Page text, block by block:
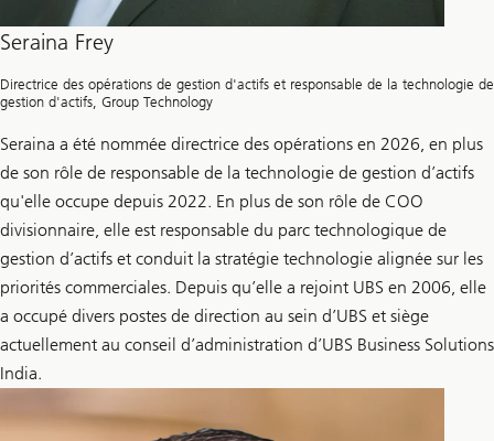
Seraina Frey
Directrice des opérations de gestion d'actifs et responsable de la technologie de
gestion d'actifs, Group Technology
Seraina a été nommée directrice des opérations en 2026, en plus
de son rôle de responsable de la technologie de gestion d’actifs
qu'elle occupe depuis 2022. En plus de son rôle de COO
divisionnaire, elle est responsable du parc technologique de
gestion d’actifs et conduit la stratégie technologie alignée sur les
priorités commerciales. Depuis qu’elle a rejoint UBS en 2006, elle
a occupé divers postes de direction au sein d’UBS et siège
actuellement au conseil d’administration d’UBS Business Solutions
India.